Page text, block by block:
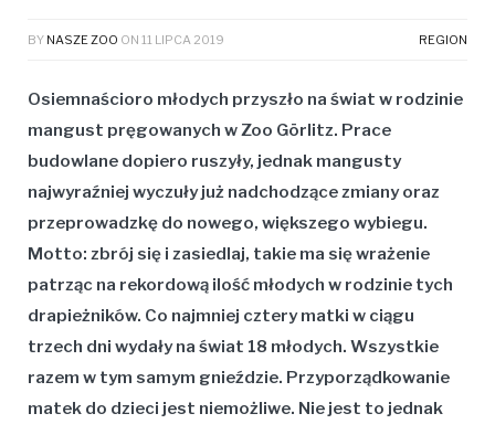
BY NASZE ZOO ON 11 LIPCA 2019 REGION
Osiemnaścioro młodych przyszło na świat w rodzinie
mangust pręgowanych w Zoo Görlitz. Prace
budowlane dopiero ruszyły, jednak mangusty
najwyraźniej wyczuły już nadchodzące zmiany oraz
przeprowadzkę do nowego, większego wybiegu.
Motto: zbrój się i zasiedlaj, takie ma się wrażenie
patrząc na rekordową ilość młodych w rodzinie tych
drapieżników. Co najmniej cztery matki w ciągu
trzech dni wydały na świat 18 młodych. Wszystkie
razem w tym samym gnieździe. Przyporządkowanie
matek do dzieci jest niemożliwe. Nie jest to jednak